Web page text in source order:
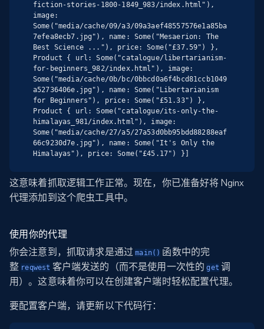
fiction-stories-1800-1849_983/index.html"),
image:
Some("media/cache/09/a3/09a3aef48557576e1a85ba
7efea8ecb7.jpg"), name: Some("Mesaerion: The
Best Science ..."), price: Some("£37.59") },
Product { url: Some("catalogue/libertarianism-
for-beginners_982/index.html"), image:
Some("media/cache/0b/bc/0bbcd0a6f4bcd81ccb1049
a52736406e.jpg"), name: Some("Libertarianism
for Beginners"), price: Some("£51.33") },
Product { url: Some("catalogue/its-only-the-
himalayas_981/index.html"), image:
Some("media/cache/27/a5/27a53d0bb95bdd88288eaf
66c9230d7e.jpg"), name: Some("It's Only the
Himalayas"), price: Some("£45.17") }]
这意味着抓取逻辑工作正常。现在，你已准备好将 Nginx
代理添加到这个爬虫工具中。
使用你的代理
你会注意到，抓取请求是通过main() 函数中的完
整 reqwest 客户端发送的（而不是使用一次性的get调
用）。这意味着你可以在创建客户端时轻松配置代理。
要配置客户端，请更新以下代码行：